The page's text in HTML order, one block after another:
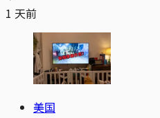
1 天前
美国